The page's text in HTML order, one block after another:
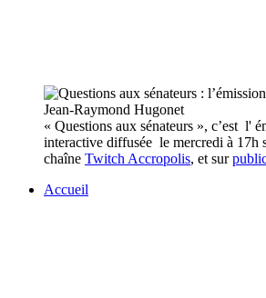
« Questions aux sénateurs », c’est l'
interactive diffusée le mercredi à 17h
chaîne Twitch Accropolis, et sur
Accueil